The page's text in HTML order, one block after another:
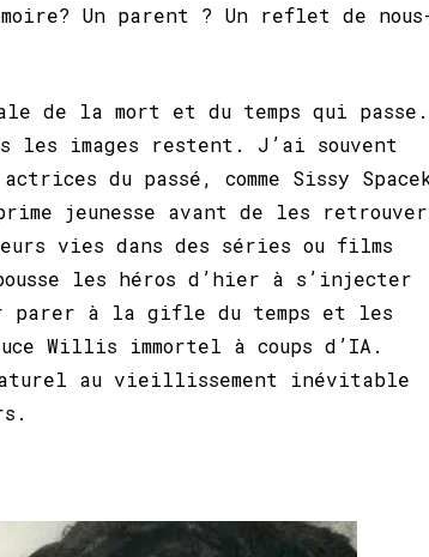
Un parent ? Un reflet de
de la mort et du temps qui passe.
les images restent. J’ai souvent
du passé, comme Sissy
jeunesse avant de les retrouver
vies dans des séries ou films
les héros d’hier à s’injecter
parer à la gifle du temps et les
Willis immortel à coups d’IA.
au vieillissement inévitable